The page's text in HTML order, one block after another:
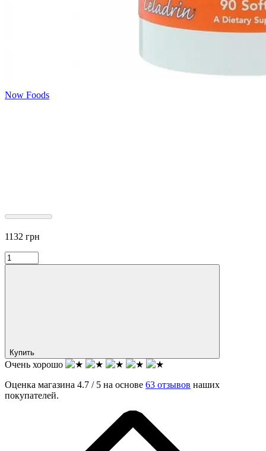
Now Foods
1132 грн
Купить
Очень хорошо
Оценка магазина 4.7 / 5 на основе 63 отзывов наших
покупателей.